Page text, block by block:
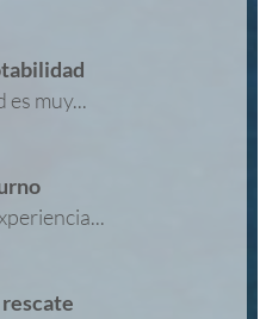
muy...